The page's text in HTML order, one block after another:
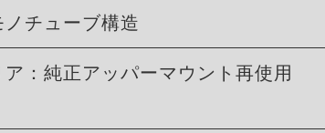
ノチューブ構造
ア：純正アッパーマウント再使用